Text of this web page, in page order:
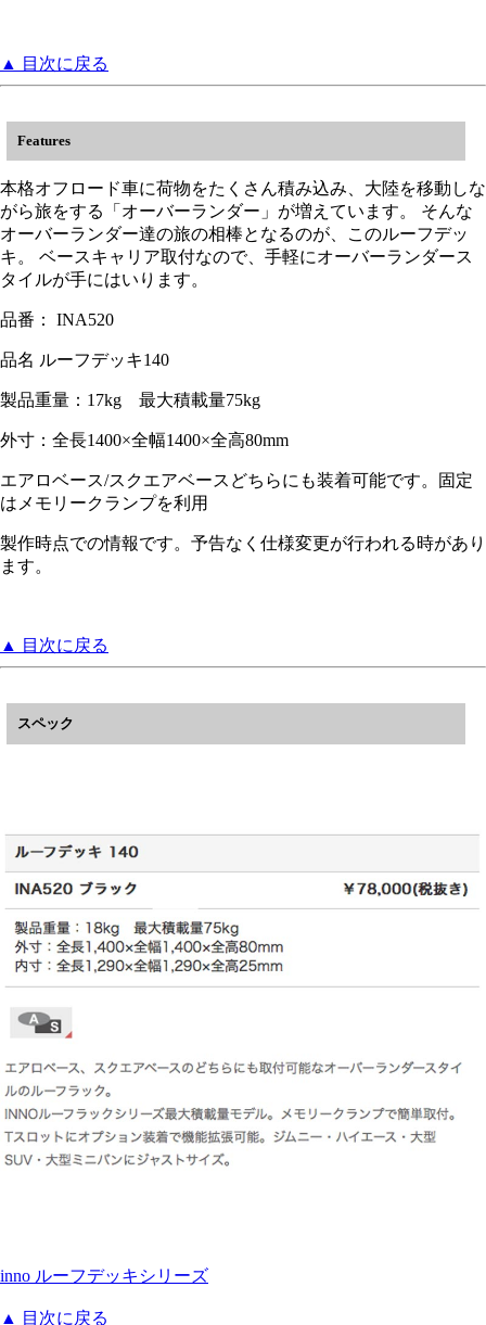
▲ 目次に戻る
Features
本格オフロード車に荷物をたくさん積み込み、大陸を移動しな
がら旅をする「オーバーランダー」が増えています。 そんな
オーバーランダー達の旅の相棒となるのが、このルーフデッ
キ。 ベースキャリア取付なので、手軽にオーバーランダース
タイルが手にはいります。
品番： INA520
品名 ルーフデッキ140
製品重量：17kg 最大積載量75kg
外寸：全長1400×全幅1400×全高80mm
エアロベース/スクエアベースどちらにも装着可能です。固定
はメモリークランプを利用
製作時点での情報です。予告なく仕様変更が行われる時があり
ます。
▲ 目次に戻る
スペック
inno ルーフデッキシリーズ
▲ 目次に戻る